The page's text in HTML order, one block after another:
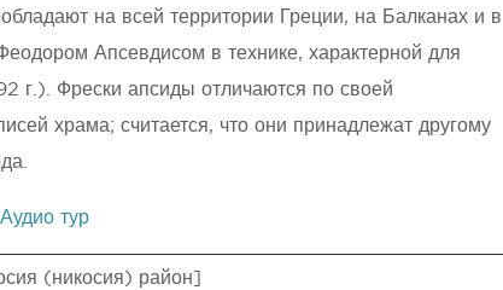
на всей территории Греции, на Балканах и в
Апсевдисом в технике, характерной для
г.). Фрески апсиды отличаются по своей
храма; считается, что они принадлежат другому
тур
(никосия) район]